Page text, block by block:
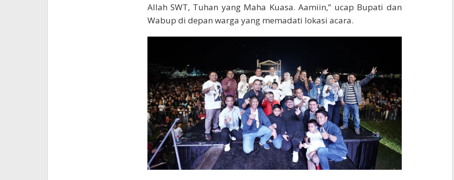
Allah SWT, Tuhan yang Maha Kuasa. Aamiin,” ucap Bupati dan
Wabup di depan warga yang memadati lokasi acara.